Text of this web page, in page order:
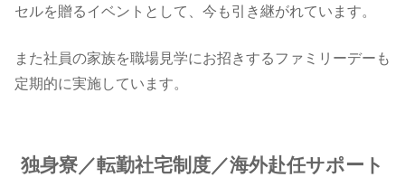
セルを贈るイベントとして、今も引き継がれています。
また社員の家族を職場見学にお招きするファミリーデーも
定期的に実施しています。
独身寮／転勤社宅制度／海外赴任サポート